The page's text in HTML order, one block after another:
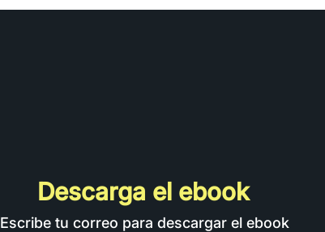
Descarga el ebook
Escribe tu correo para descargar el ebook